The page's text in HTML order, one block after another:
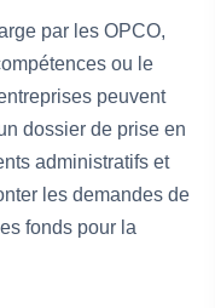
par les OPCO,
ou le
peuvent
dossier de prise en
administratifs et
les demandes de
fonds pour la